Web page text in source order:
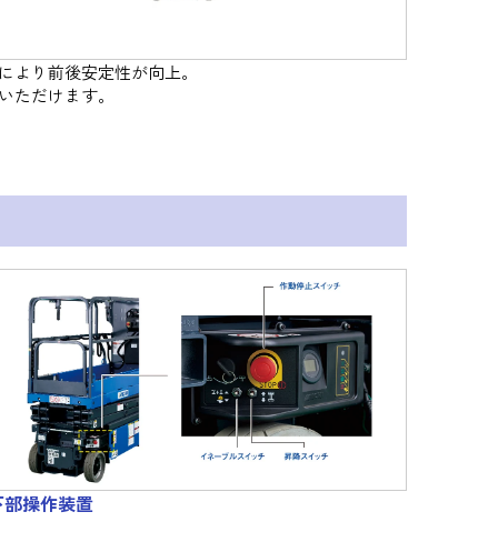
り前後安定性が向上。
ただけます。
部操作装置